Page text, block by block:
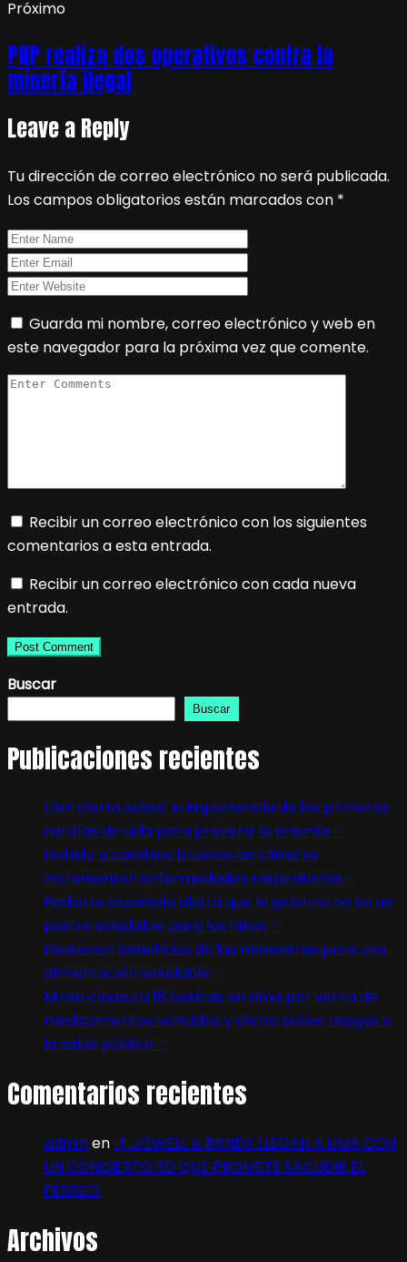
Próximo
PNP realiza dos operativos contra la
minería ilegal
Leave a Reply
Tu dirección de correo electrónico no será publicada.
Los campos obligatorios están marcados con *
Guarda mi nombre, correo electrónico y web en
este navegador para la próxima vez que comente.
Recibir un correo electrónico con los siguientes
comentarios a esta entrada.
Recibir un correo electrónico con cada nueva
entrada.
Buscar
Buscar
Publicaciones recientes
CNP alerta sobre la importancia de los primeros
mil días de vida para prevenir la anemia –
Debido a cambios bruscos de clima se
incrementan enfermedades respiratorias –
Pediatra española alerta que la gelatina no es un
postre saludable para los niños –
Destacan beneficios de las menestras para una
alimentación saludable –
Minsa clausura 18 boticas en Lima por venta de
medicamentos vencidos y alerta sobre riesgos a
la salud pública –
Comentarios recientes
adminen 🎶 JOWELL & RANDY LLEGAN A LIMA CON
UN CONCIERTO 3D QUE PROMETE SACUDIR EL
PERREO:
Archivos